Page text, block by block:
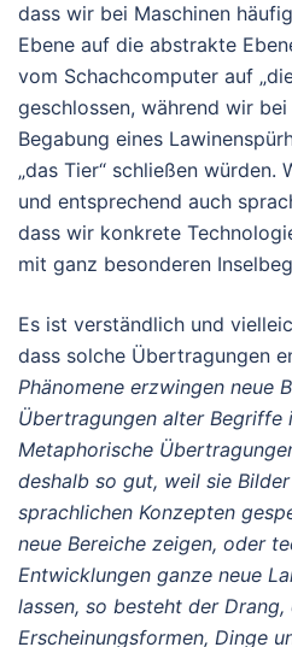
dass wir bei Maschinen
Ebene auf die abstrakte
vom Schachcomputer auf
geschlossen, während wir
Begabung eines
„das Tier“ schließen würden.
und entsprechend auch
dass wir konkrete
mit ganz besonderen
Es ist verständlich und
dass solche Übertragungen
Phänomene erzwingen neue
Übertragungen alter Begriffe
Metaphorische
deshalb so gut, weil sie
sprachlichen Konzepten
neue Bereiche zeigen, oder
Entwicklungen ganze neue
lassen, so besteht der Drang,
Erscheinungsformen, Dinge